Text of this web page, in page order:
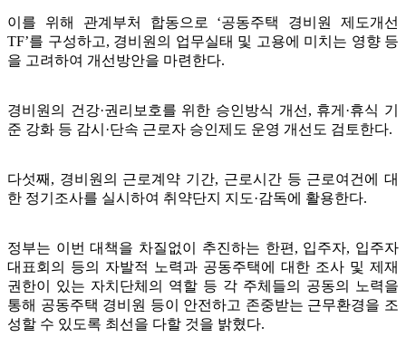
이를 위해 관계부처 합동으로 ‘공동주택 경비원 제도개선
TF’를 구성하고, 경비원의 업무실태 및 고용에 미치는 영향 등
을 고려하여 개선방안을 마련한다.
경비원의 건강·권리보호를 위한 승인방식 개선, 휴게·휴식 기
준 강화 등 감시·단속 근로자 승인제도 운영 개선도 검토한다.
다섯째, 경비원의 근로계약 기간, 근로시간 등 근로여건에 대
한 정기조사를 실시하여 취약단지 지도·감독에 활용한다.
정부는 이번 대책을 차질없이 추진하는 한편, 입주자, 입주자
대표회의 등의 자발적 노력과 공동주택에 대한 조사 및 제재
권한이 있는 자치단체의 역할 등 각 주체들의 공동의 노력을
통해 공동주택 경비원 등이 안전하고 존중받는 근무환경을 조
성할 수 있도록 최선을 다할 것을 밝혔다.